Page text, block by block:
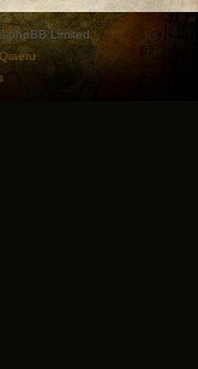
phpBB Limited
Qiaeru